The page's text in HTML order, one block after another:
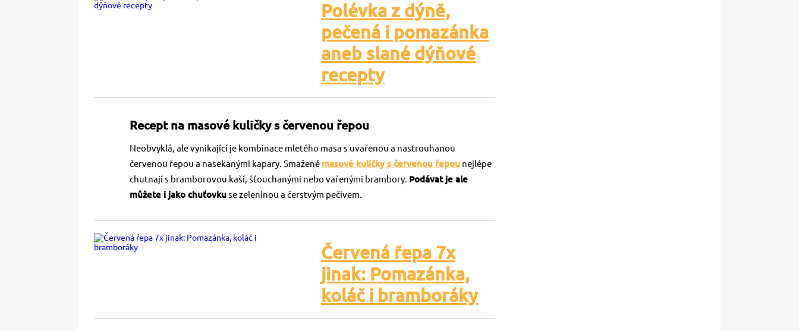
Polévka z dýně,
pečená i pomazánka
aneb slané dýňové
recepty
Recept na masové kuličky s červenou řepou
Neobvyklá, ale vynikající je kombinace mletého masa s uvařenou a nastrouhanou
červenou řepou a nasekanými kapary. Smažené masové kuličky s červenou řepou nejlépe
chutnají s bramborovou kaší, šťouchanými nebo vařenými brambory. Podávat je ale
můžete i jako chuťovkuse zeleninou a čerstvým pečivem.
Červená řepa 7x
jinak: Pomazánka,
koláč i bramboráky